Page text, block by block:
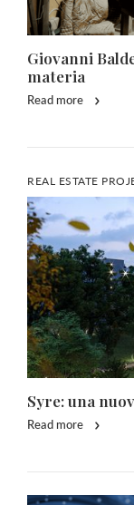
Giovanni
materia
Read more
REAL ESTATE
Syre: una
Read more